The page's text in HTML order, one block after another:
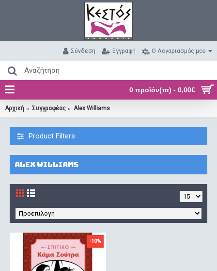
0 προϊόν(τα) - 0,00€
Σύνδεση Εγγραφή O Λογαριασμός μου
Αρχική Συγγραφέας Alex Williams
Product Filters
Alex Williams
-10%